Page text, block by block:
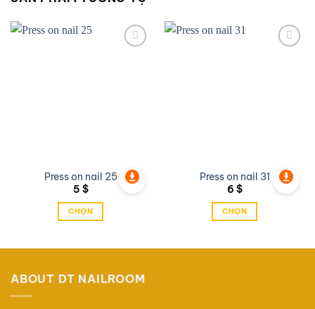
Press on nail 25
5 $
CHỌN
có
nhiều
Press on nail 31
6 $
CHỌN
ABOUT DT NAILROOM